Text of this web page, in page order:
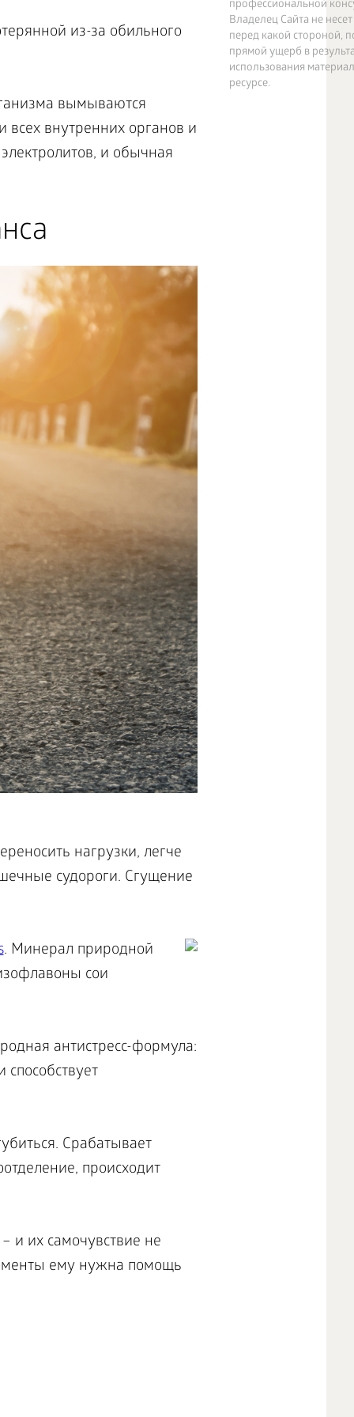
профессиональной
Владелец Сайта не
перед какой стороной,
прямой ущерб в
использования
ресурсе.
из-за обильного
вымываются
всех внутренних органов и
и обычная
нагрузки, легче
судороги. Сгущение
. Минерал природной
сои
антистресс-формула:
Срабатывает
происходит
и их самочувствие не
ему нужна помощь